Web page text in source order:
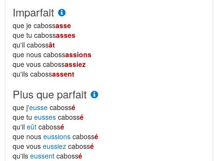
Imparfait
que je cabossasse
que tu cabossasses
qu'il cabossât
que nous cabossassions
que vous cabossassiez
qu'ils cabossassent
Plus que parfait
que j'eusse cabossé
que tu eusses cabossé
qu'il eût cabossé
que nous eussions cabossé
que vous eussiez cabossé
qu'ils eussent cabossé